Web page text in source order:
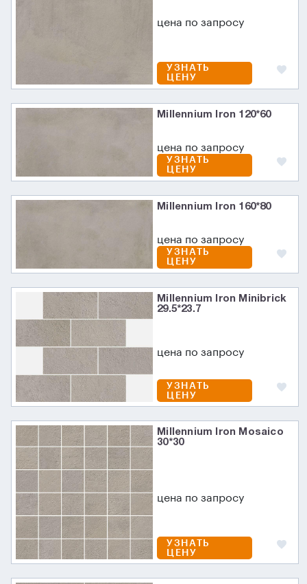
цена по запросу
УЗНАТЬ
ЦЕНУ
Millennium Iron 120*60
цена по запросу
УЗНАТЬ
ЦЕНУ
Millennium Iron 160*80
цена по запросу
УЗНАТЬ
ЦЕНУ
Millennium Iron Minibrick
29.5*23.7
цена по запросу
УЗНАТЬ
ЦЕНУ
Millennium Iron Mosaico
30*30
цена по запросу
УЗНАТЬ
ЦЕНУ